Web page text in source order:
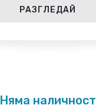
РАЗГЛЕДАЙ
Няма наличност